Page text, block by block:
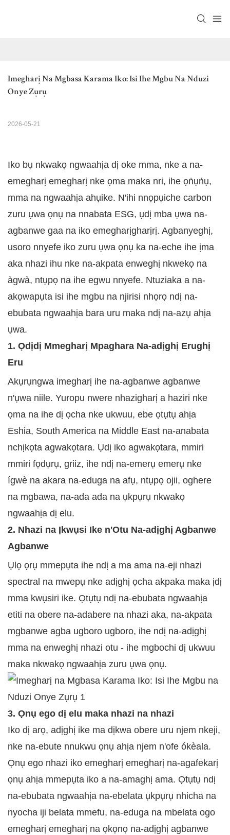
Imegharị Na Mgbasa Karama Iko: Isi Ihe Mgbu Na Nduzi
Onye Zụrụ
2026-05-21
Iko bụ nkwakọ ngwaahịa dị oke mma, nke a na-
emegharị emegharị nke ọma maka nri, ihe ọṅụṅụ,
mma na ngwaahịa ahụike. N'ihi nnọpụiche carbon
zuru ụwa ọnụ na nnabata ESG, ụdị mba ụwa na-
agbanwe gaa na iko emegharịgharịrị. Agbanyeghị,
usoro nnyefe iko zuru ụwa ọnụ ka na-eche ihe ịma
aka nhazi ihu nke na-akpata enweghị nkwekọ na
àgwà, ntụpọ na ihe egwu nnyefe. Ntuziaka a na-
akọwapụta isi ihe mgbu na njirisi nhọrọ ndị na-
ebubata ngwaahịa bara uru maka ndị na-azụ ahịa
ụwa.
1. Ọdịdị Mmegharị Mpaghara Na-adịghị Erughị
Eru
Akụrụngwa imegharị ihe na-agbanwe agbanwe
n'ụwa niile. Yuropu nwere nhazigharị a haziri nke
ọma na ihe dị ọcha nke ukwuu, ebe ọtụtụ ahịa
Eshia, South America na Middle East na-anabata
nchịkọta agwakọtara. Ụdị iko agwakọtara, mmiri
mmiri fọdụrụ, griiz, ihe ndị na-emerụ emerụ nke
ígwè na akara na-eduga na afụ, ntụpọ ojii, oghere
na mgbawa, na-ada ada na ụkpụrụ nkwakọ
ngwaahịa dị elu.
2. Nhazi na Ịkwụsi Ike n'Otu Na-adịghị Agbanwe
Agbanwe
Ụlọ ọrụ mmepụta ihe ndị a ma ama na-eji nhazi
spectral na mwepụ nke adịghị ọcha akpaka maka ịdị
mma kwụsiri ike. Ọtụtụ ndị na-ebubata ngwaahịa
etiti na obere na-adabere na nhazi aka, na-akpata
mgbanwe agba ugboro ugboro, ihe ndị na-adịghị
mma na enweghị nhazi otu - ihe mgbochi dị ukwuu
maka nkwakọ ngwaahịa zuru ụwa ọnụ.
3. Ọnụ ego dị elu maka nhazi na nhazi
Iko dị arọ, adịghị ike ma dịkwa obere uru njem nkeji,
nke na-ebute nnukwu ọnụ ahịa njem n'ofe ókèala.
Ọnụ ego nhazi iko emegharị emegharị na-agafekarị
ọnụ ahịa mmepụta iko a na-amaghị ama. Ọtụtụ ndị
na-ebubata ngwaahịa na-ebelata ụkpụrụ nhicha na
nyocha iji belata mmefu, na-eduga na mbelata ogo
emegharị emegharị na ọkọnọ na-adịghị agbanwe